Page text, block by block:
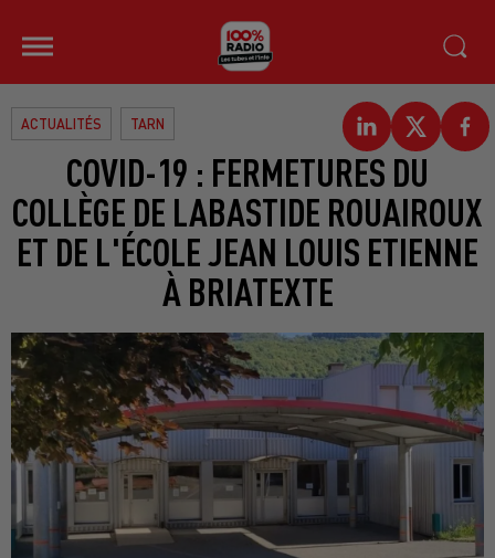
ACTUALITÉS TARN
COVID-19 : FERMETURES DU
COLLÈGE DE LABASTIDE ROUAIROUX
ET DE L'ÉCOLE JEAN LOUIS ETIENNE
À BRIATEXTE